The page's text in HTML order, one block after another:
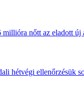
nőtt az eladott új
hétvégi ellenőrzésük